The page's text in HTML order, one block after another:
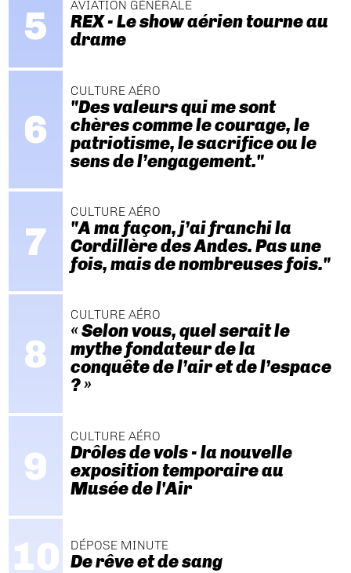
AVIATION GÉNÉRALE
REX - Le show aérien tourne au
drame
CULTURE AÉRO
"Des valeurs qui me sont
chères comme le courage, le
patriotisme, le sacrifice ou le
sens de l’engagement."
CULTURE AÉRO
"A ma façon, j’ai franchi la
Cordillère des Andes. Pas une
fois, mais de nombreuses fois."
CULTURE AÉRO
« Selon vous, quel serait le
mythe fondateur de la
conquête de l’air et de l’espace
? »
CULTURE AÉRO
Drôles de vols - la nouvelle
exposition temporaire au
Musée de l'Air
DÉPOSE MINUTE
De rêve et de sang